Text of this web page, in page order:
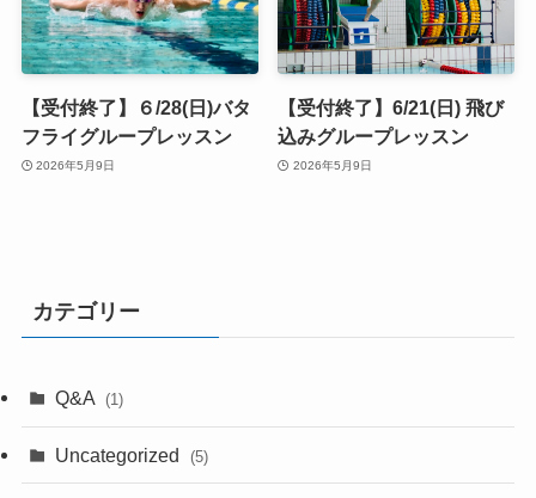
【受付終了】６/28(日)バタ
フライグループレッスン
2026年5月9日
【受付終了】6/21(日) 飛び
込みグループレッスン
2026年5月9日
カテゴリー
Q&A (1)
Uncategorized (5)